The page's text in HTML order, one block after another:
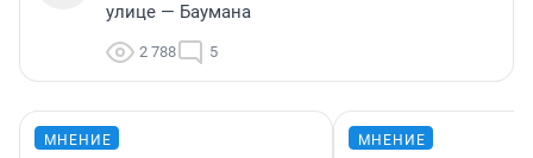
улице — Баумана
2 788 5
МНЕНИЕ МНЕНИЕ